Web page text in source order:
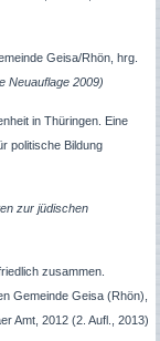
Geisa/Rhön, hrg.
Neuauflage 2009)
in Thüringen. Eine
politische Bildung
zur jüdischen
zusammen.
Gemeinde Geisa (Rhön),
Amt, 2012 (2. Aufl., 2013)